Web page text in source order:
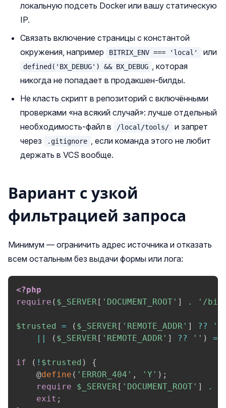
локальную подсеть Docker или вашу статическую
IP.
Связать включение страницы с константой
окружения, например
BITRIX_ENV === 'local' или
defined('BX_DEBUG') && BX_DEBUG , которая
никогда не попадает в продакшен-билды.
Не класть скрипт в репозиторий с включёнными
проверками «на всякий случай»: лучше отдельный
необходимость-файл в
/local/tools/
и запрет
через
.gitignore , если команда этого не любит
держать в VCS вообще.
Вариант с узкой
фильтрацией запроса
Минимум — ограничить адрес источника и отказать
всем остальным без выдачи формы или лога:
<?php
require ( $_SERVER[ 'DOCUMENT_ROOT' ] . '/
$trusted = ( $_SERVER[ 'REMOTE_ADDR' ] ?? ''
||
( $_SERVER[ 'REMOTE_ADDR' ] ?? '' )
if ( ! $trusted )
{
    @
define ( 'ERROR_404' , 'Y' ) ;
require
$_SERVER[ 'DOCUMENT_ROOT' ] .
exit ;